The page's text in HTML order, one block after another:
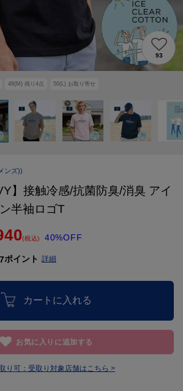
48(M) 残り 4点 50(L) お取り寄せ
93
ンズ))
】接触冷感/抗菌防臭/消臭 アイ
半袖ロゴT
(税込) 40%OFF
ポイント 詳細
カートに入れる
お気に入りに追加する
り可： 受取り対象店舗はこちら >